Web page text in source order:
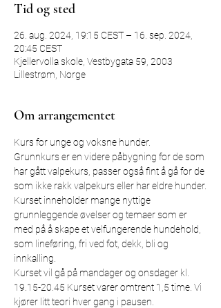
Tid og sted
26. aug. 2024, 19:15 CEST – 16. sep. 2024,
20:45 CEST
Kjellervolla skole, Vestbygata 59, 2003
Lillestrøm, Norge
Om arrangementet
Kurs for unge og voksne hunder.
Grunnkurs er en videre påbygning for de som
har gått valpekurs, passer også fint å gå for de
som ikke rakk valpekurs eller har eldre hunder.
Kurset inneholder mange nyttige
grunnleggende øvelser og temaer som er
med på å skape et velfungerende hundehold,
som lineføring, fri ved fot, dekk, bli og
innkalling.
Kurset vil gå på mandager og onsdager kl.
19.15-20.45 Kurset varer omtrent 1,5 time. Vi
kjører litt teori hver gang i pausen.